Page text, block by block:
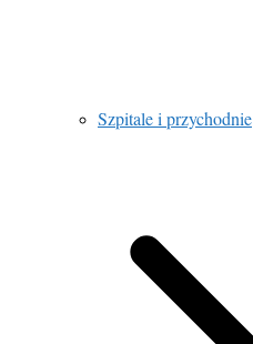
Szpitale i przychodnie